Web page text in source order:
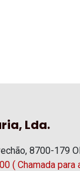
Lda.
8700-179
( Chamada para